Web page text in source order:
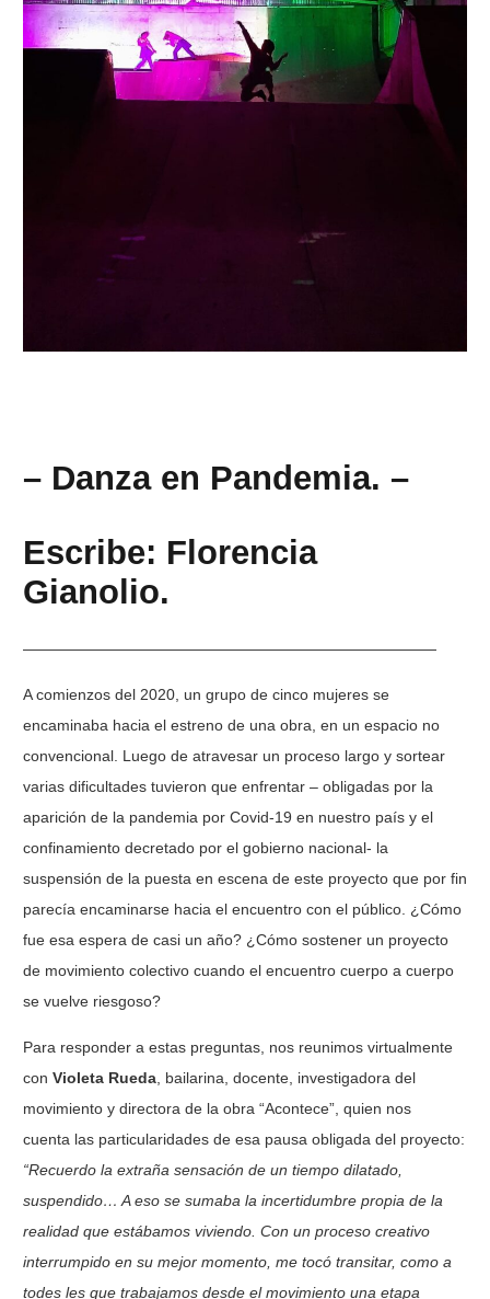
– Danza en Pandemia. –
Escribe: Florencia
Gianolio.
———————————————————————————
A comienzos del 2020, un grupo de cinco mujeres se
encaminaba hacia el estreno de una obra, en un espacio no
convencional. Luego de atravesar un proceso largo y sortear
varias dificultades tuvieron que enfrentar – obligadas por la
aparición de la pandemia por Covid-19 en nuestro país y el
confinamiento decretado por el gobierno nacional- la
suspensión de la puesta en escena de este proyecto que por fin
parecía encaminarse hacia el encuentro con el público. ¿Cómo
fue esa espera de casi un año? ¿Cómo sostener un proyecto
de movimiento colectivo cuando el encuentro cuerpo a cuerpo
se vuelve riesgoso?
Para responder a estas preguntas, nos reunimos virtualmente
con Violeta Rueda , bailarina, docente, investigadora del
movimiento y directora de la obra “Acontece”, quien nos
cuenta las particularidades de esa pausa obligada del proyecto:
“Recuerdo la extraña sensación de un tiempo dilatado,
suspendido… A eso se sumaba la incertidumbre propia de la
realidad que estábamos viviendo. Con un proceso creativo
interrumpido en su mejor momento, me tocó transitar, como a
todes les que trabajamos desde el movimiento una etapa